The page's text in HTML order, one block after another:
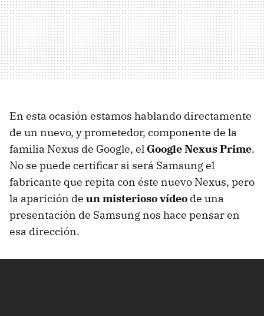
En esta ocasión estamos hablando directamente
de un nuevo, y prometedor, componente de la
familia Nexus de Google, el Google Nexus Prime.
No se puede certificar si será Samsung el
fabricante que repita con éste nuevo Nexus, pero
la aparición de un misterioso vídeo de una
presentación de Samsung nos hace pensar en
esa dirección.